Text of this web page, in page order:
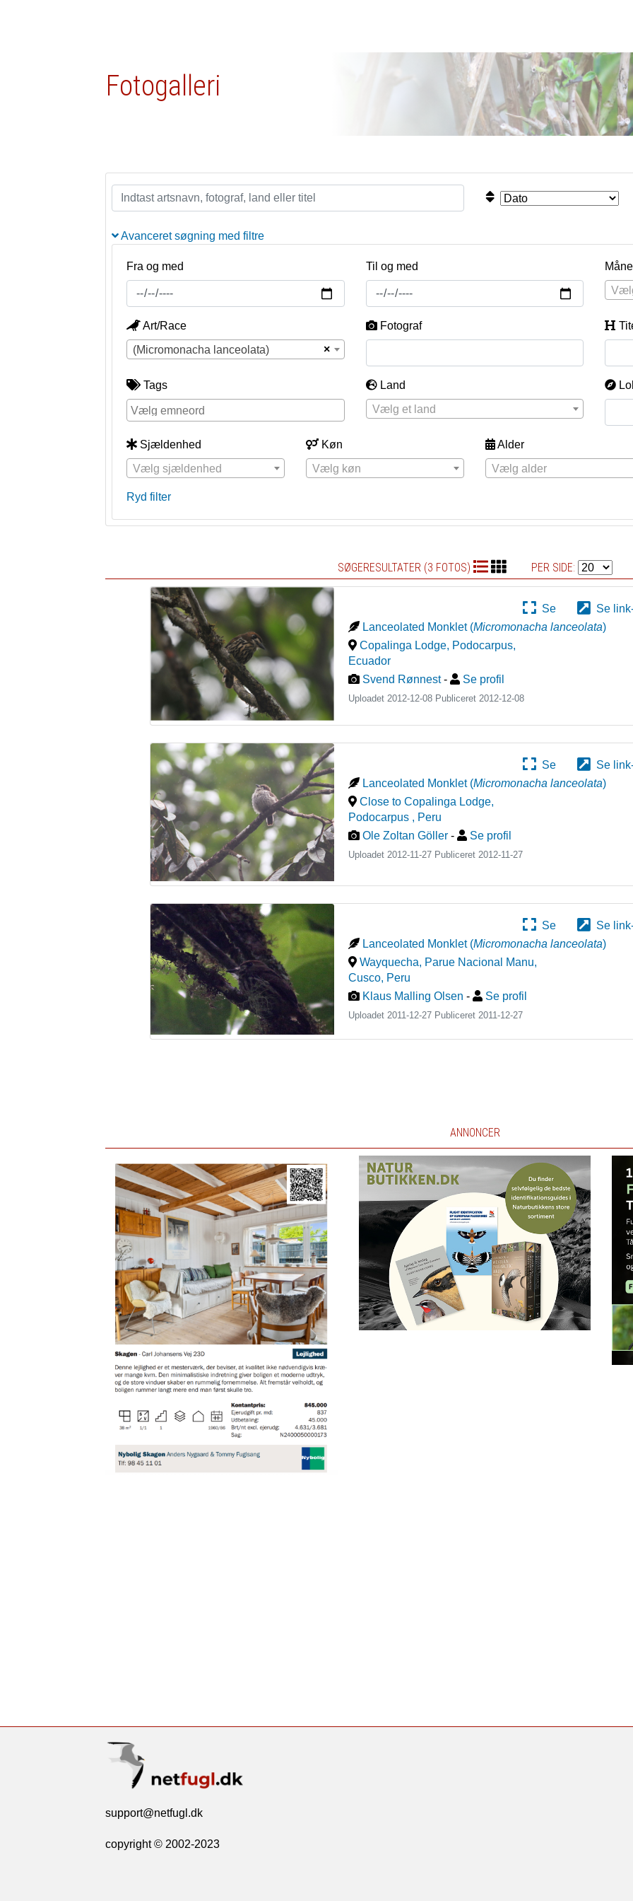
Fotogalleri
Avanceret søgning med filtre
Fra og med Til og med
Art/Race
×
(Micromonacha lanceolata)
Fotograf
Tags
Land
Vælg et land
Sjældenhed
Vælg sjældenhed
Køn
Vælg køn
Alder
Vælg alder
Ryd filter
SØGERESULTATER (3 FOTOS) PER SIDE:
Se
Se
Lanceolated Monklet (Micromonacha lanceolata)
Copalinga Lodge, Podocarpus,
Ecuador
Svend Rønnest - Se profil
Uploadet 2012-12-08 Publiceret2012-12-08
Se
Se
Lanceolated Monklet (Micromonacha lanceolata)
Close to Copalinga Lodge,
Podocarpus , Peru
Ole Zoltan Göller - Se profil
Uploadet 2012-11-27 Publiceret 2012-11-27
Se
Se
Lanceolated Monklet (Micromonacha lanceolata)
Wayquecha, Parue Nacional Manu,
Cusco, Peru
Klaus Malling Olsen - Se profil
Uploadet 2011-12-27 Publiceret 2011-12-27
ANNONCER
support@netfugl.dk
copyright © 2002-2023